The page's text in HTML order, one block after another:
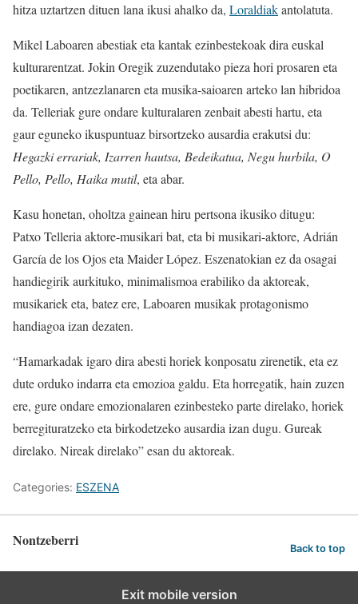
hitza uztartzen dituen lana ikusi ahalko da, Loraldiakantolatuta.
Mikel Laboaren abestiak eta kantak ezinbestekoak dira euskal
kulturarentzat. Jokin Oregik zuzendutako pieza hori prosaren eta
poetikaren, antzezlanaren eta musika-saioaren arteko lan hibridoa
da. Telleriak gure ondare kulturalaren zenbait abesti hartu, eta
gaur eguneko ikuspuntuaz birsortzeko ausardia erakutsi du:
Hegazki errariak, Izarren hautsa, Bedeikatua, Negu hurbila, O
Pello, Pello, Haika mutil, eta abar.
Kasu honetan, oholtza gainean hiru pertsona ikusiko ditugu:
Patxo Telleria aktore-musikari bat, eta bi musikari-aktore, Adrián
García de los Ojos eta Maider López. Eszenatokian ez da osagai
handiegirik aurkituko, minimalismoa erabiliko da aktoreak,
musikariek eta, batez ere, Laboaren musikak protagonismo
handiagoa izan dezaten.
“Hamarkadak igaro dira abesti horiek konposatu zirenetik, eta ez
dute orduko indarra eta emozioa galdu. Eta horregatik, hain zuzen
ere, gure ondare emozionalaren ezinbesteko parte direlako, horiek
berregituratzeko eta birkodetzeko ausardia izan dugu. Gureak
direlako. Nireak direlako” esan du aktoreak.
Categories: ESZENA
Nontzeberri Back to top
Exit mobile version